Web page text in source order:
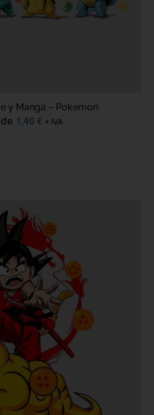
y Manga – Pokemon
1,40 € + IVA